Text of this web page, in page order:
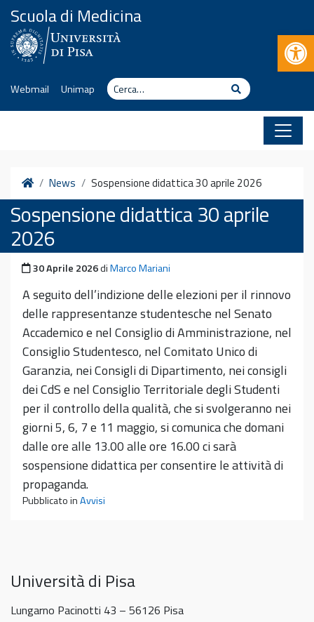
Vai al contenuto
Scuola di Medicina
Webmail Unimap Cerca Cerca
HomeNews Sospensione didattica 30 aprile 2026
Sospensione didattica 30 aprile
2026
Pubblicato il
30 Aprile 2026diMarco Mariani
A seguito dell’indizione delle elezioni per il rinnovo
delle rappresentanze studentesche nel Senato
Accademico e nel Consiglio di Amministrazione, nel
Consiglio Studentesco, nel Comitato Unico di
Garanzia, nei Consigli di Dipartimento, nei consigli
dei CdS e nel Consiglio Territoriale degli Studenti
per il controllo della qualità, che si svolgeranno nei
giorni 5, 6, 7 e 11 maggio, si comunica che domani
dalle ore alle 13.00 alle ore 16.00 ci sarà
sospensione didattica per consentire le attività di
propaganda.
Pubblicato inAvvisi
Università di Pisa
Lungarno Pacinotti 43 – 56126 Pisa